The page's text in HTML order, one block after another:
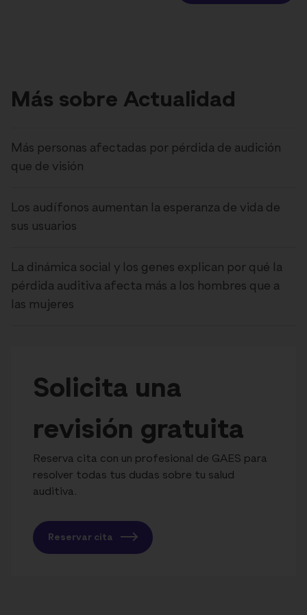
Más sobre Actualidad
Más personas afectadas por pérdida de audición
que de visión
Los audífonos aumentan la esperanza de vida de
sus usuarios
La dinámica social y los genes explican por qué la
pérdida auditiva afecta más a los hombres que a
las mujeres
Solicita una
revisión gratuita
Reserva cita con un profesional de GAES para
resolver todas tus dudas sobre tu salud
auditiva.
Reservar cita